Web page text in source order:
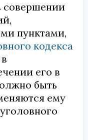
совершении
пунктами,
кодекса
его в
быть
ему